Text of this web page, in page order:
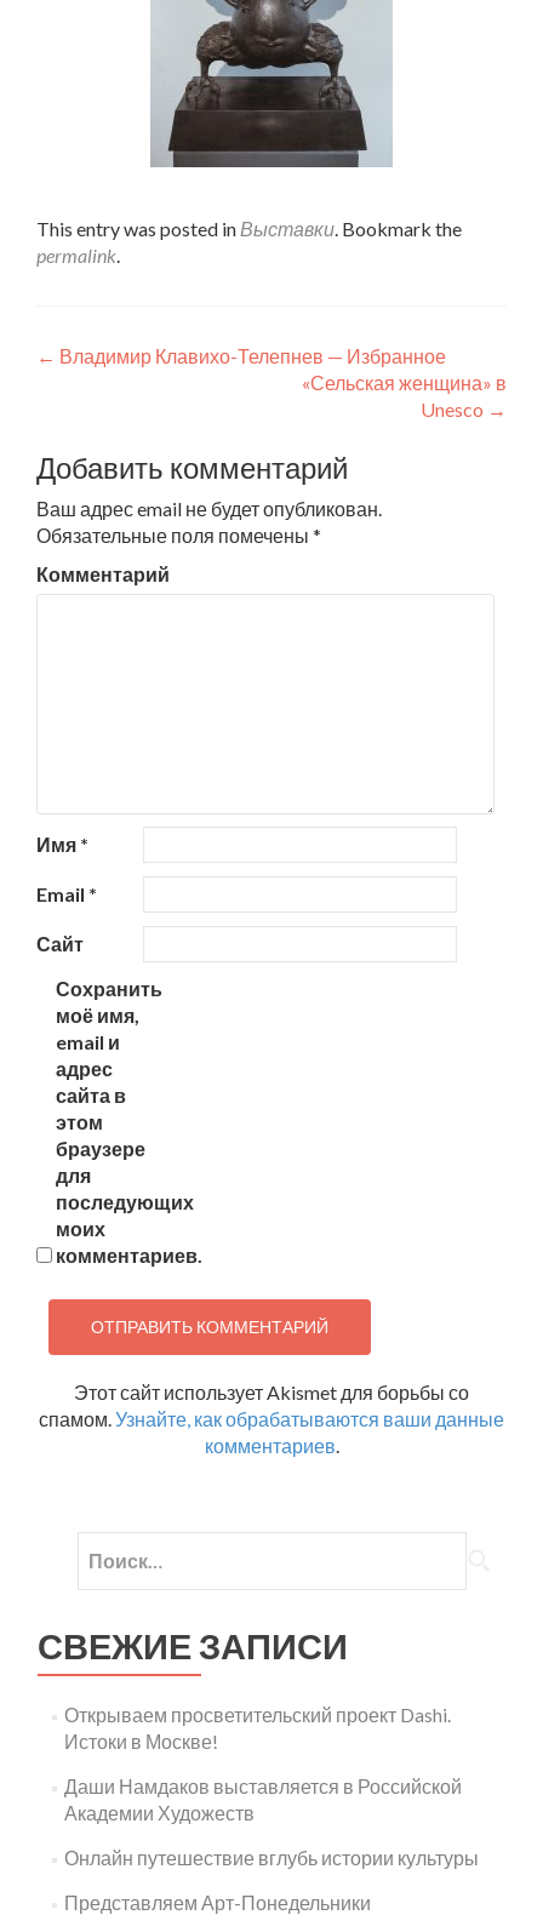
This entry was posted inВыставки. Bookmark the
permalink.
← Владимир Клавихо-Телепнев — Избранное
«Сельская женщина» в
Unesco →
Добавить комментарий
Ваш адрес email не будет опубликован.
Обязательные поля помечены *
Комментарий
Имя *
Email *
Сайт
Сохранить
моё имя,
email и
адрес
сайта в
этом
браузере
для
последующих
моих
комментариев.
Этот сайт использует Akismet для борьбы со
спамом.Узнайте, как обрабатываются ваши данные
комментариев.
СВЕЖИЕ ЗАПИСИ
Открываем просветительский проект Dashi.
Истоки в Москве!
Даши Намдаков выставляется в Российской
Академии Художеств
Онлайн путешествие вглубь истории культуры
Представляем Арт-Понедельники